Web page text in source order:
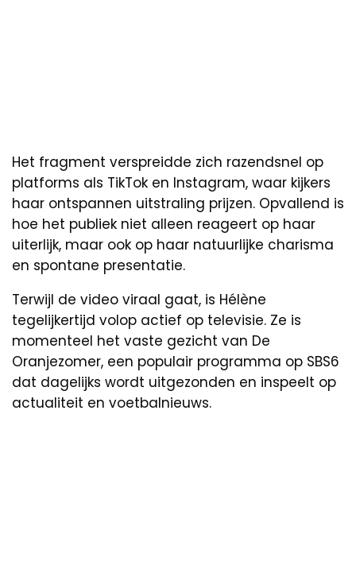
Het fragment verspreidde zich razendsnel op
platforms als TikTok en Instagram, waar kijkers
haar ontspannen uitstraling prijzen. Opvallend is
hoe het publiek niet alleen reageert op haar
uiterlijk, maar ook op haar natuurlijke charisma
en spontane presentatie.
Terwijl de video viraal gaat, is Hélène
tegelijkertijd volop actief op televisie. Ze is
momenteel het vaste gezicht van De
Oranjezomer, een populair programma op SBS6
dat dagelijks wordt uitgezonden en inspeelt op
actualiteit en voetbalnieuws.